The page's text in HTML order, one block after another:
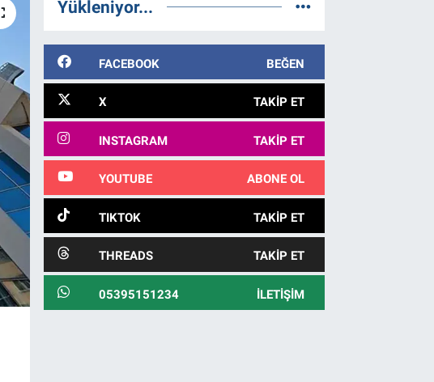
Yükleniyor...
FACEBOOK BEĞEN
X TAKIP ET
INSTAGRAM TAKIP ET
YOUTUBE ABONE OL
TIKTOK TAKIP ET
THREADS TAKIP ET
05395151234 İLETIŞIM